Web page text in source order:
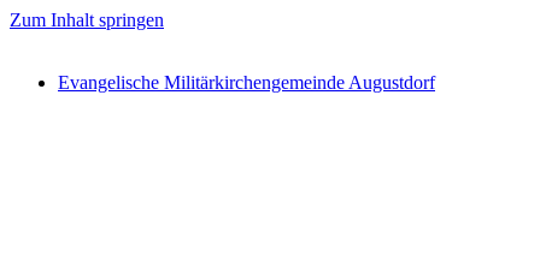
Zum Inhalt springen
Evangelische Militärkirchengemeinde Augustdorf